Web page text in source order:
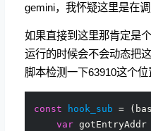
gemini，我怀疑这里是在调
如果直接到这里那肯定是
运行的时候会不会动态把
脚本检测一下63910这个位
const hook_sub = (
var gotEntryAddr